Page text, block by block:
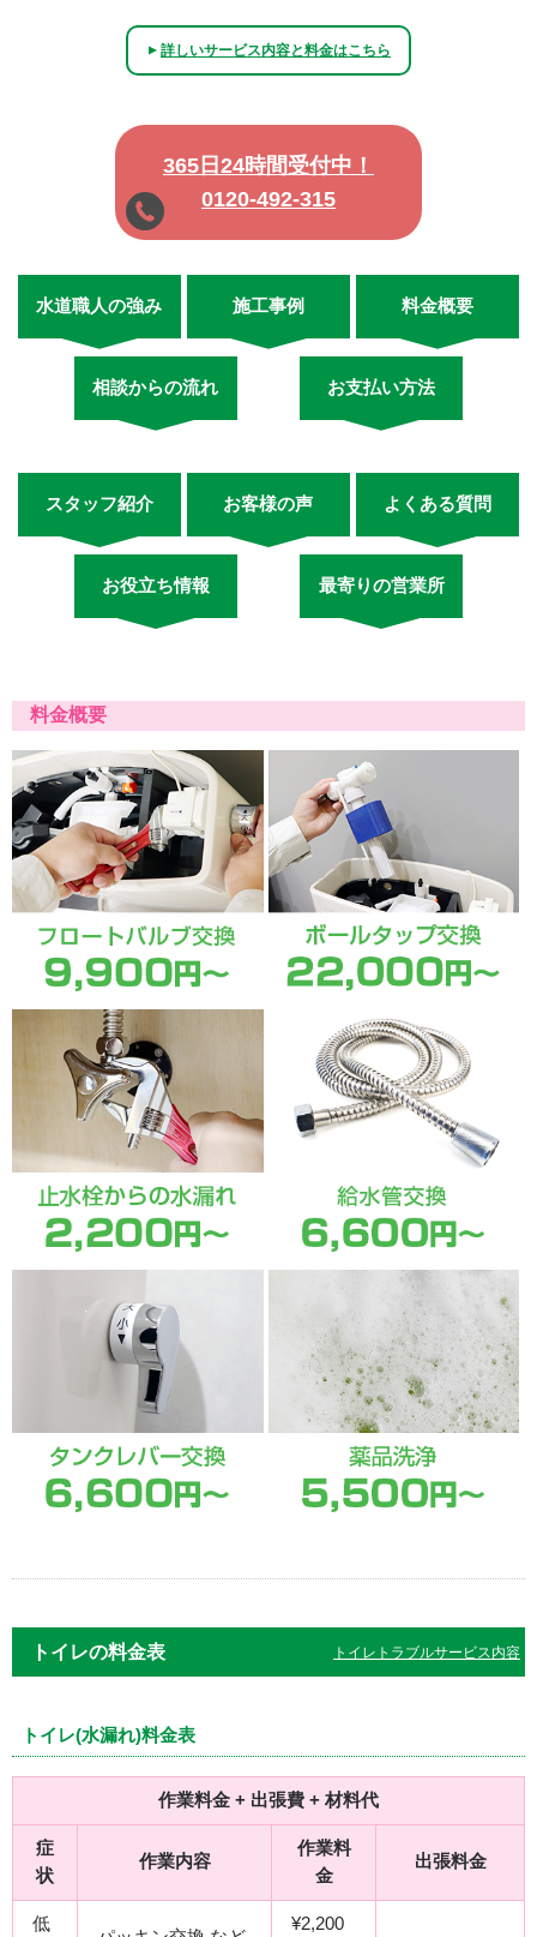
▲詳しいサービス内容と料金はこちら
365日24時間受付中！
0120-492-315
水道職人の強み 施工事例 料金概要
相談からの流れ お支払い方法
スタッフ紹介 お客様の声 よくある質問
お役立ち情報 最寄りの営業所
料金概要
トイレの料金表 トイレトラブルサービス内容
トイレ(水漏れ)料金表
作業料金 + 出張費 + 材料代
症
状
作業内容
作業料
金
出張料金
低 ¥2,200